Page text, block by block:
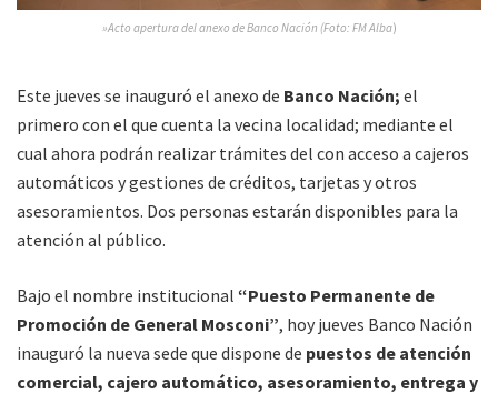
»Acto apertura del anexo de Banco Nación (Foto: FM Alba)
Este jueves se inauguró el anexo de Banco Nación; el
primero con el que cuenta la vecina localidad; mediante el
cual ahora podrán realizar trámites del con acceso a cajeros
automáticos y gestiones de créditos, tarjetas y otros
asesoramientos. Dos personas estarán disponibles para la
atención al público.
Bajo el nombre institucional “Puesto Permanente de
Promoción de General Mosconi”, hoy jueves Banco Nación
inauguró la nueva sede que dispone de puestos de atención
comercial, cajero automático, asesoramiento, entrega y